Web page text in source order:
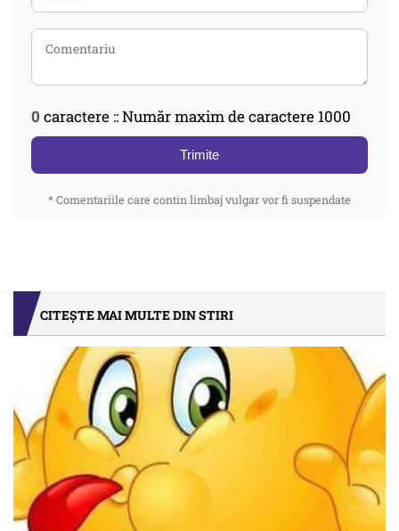
0 caractere :: Număr maxim de caractere 1000
Trimite
* Comentariile care contin limbaj vulgar vor fi suspendate
CITEȘTE MAI MULTE DIN STIRI